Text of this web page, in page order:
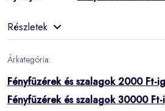
Részletek
Árkategória:
Fényfüzérek és szalagok 2000 Ft-ig
Fényfüzérek és szalagok 30000